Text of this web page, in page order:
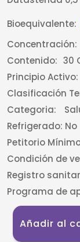
Bioequivalente:
Concentración:
Contenido: 30
Principio Activo:
Clasificación
Categoria:
Refrigerado: No
Petitorio
Condición de
Registro
Programa de
Añadir al